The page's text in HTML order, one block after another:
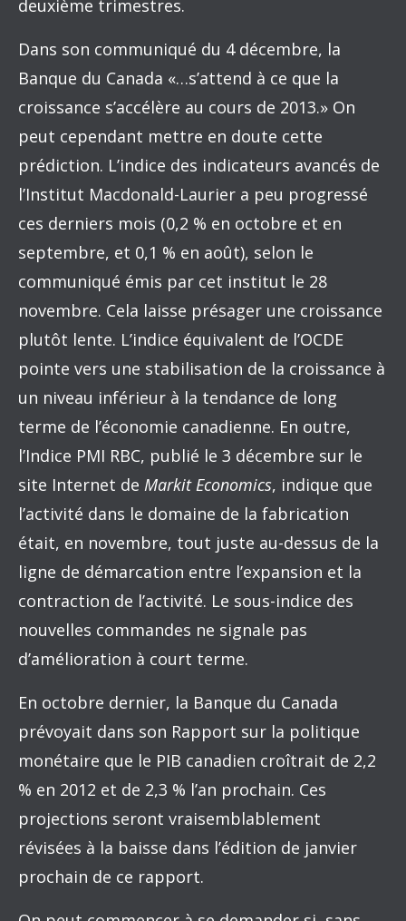
deuxième trimestres.
Dans son communiqué du 4 décembre, la
Banque du Canada «…s’attend à ce que la
croissance s’accélère au cours de 2013.» On
peut cependant mettre en doute cette
prédiction. L’indice des indicateurs avancés de
l’Institut Macdonald-Laurier a peu progressé
ces derniers mois (0,2 % en octobre et en
septembre, et 0,1 % en août), selon le
communiqué émis par cet institut le 28
novembre. Cela laisse présager une croissance
plutôt lente. L’indice équivalent de l’OCDE
pointe vers une stabilisation de la croissance à
un niveau inférieur à la tendance de long
terme de l’économie canadienne. En outre,
l’Indice PMI RBC, publié le 3 décembre sur le
site Internet de Markit Economics, indique que
l’activité dans le domaine de la fabrication
était, en novembre, tout juste au-dessus de la
ligne de démarcation entre l’expansion et la
contraction de l’activité. Le sous-indice des
nouvelles commandes ne signale pas
d’amélioration à court terme.
En octobre dernier, la Banque du Canada
prévoyait dans son Rapport sur la politique
monétaire que le PIB canadien croîtrait de 2,2
% en 2012 et de 2,3 % l’an prochain. Ces
projections seront vraisemblablement
révisées à la baisse dans l’édition de janvier
prochain de ce rapport.